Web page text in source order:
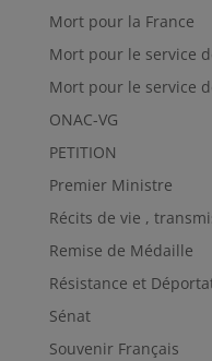
Mort pour la France
Mort pour le service
Mort pour le service
ONAC-VG
PETITION
Premier Ministre
Récits de vie ,
Remise de Médaille
Résistance et
Sénat
Souvenir Français